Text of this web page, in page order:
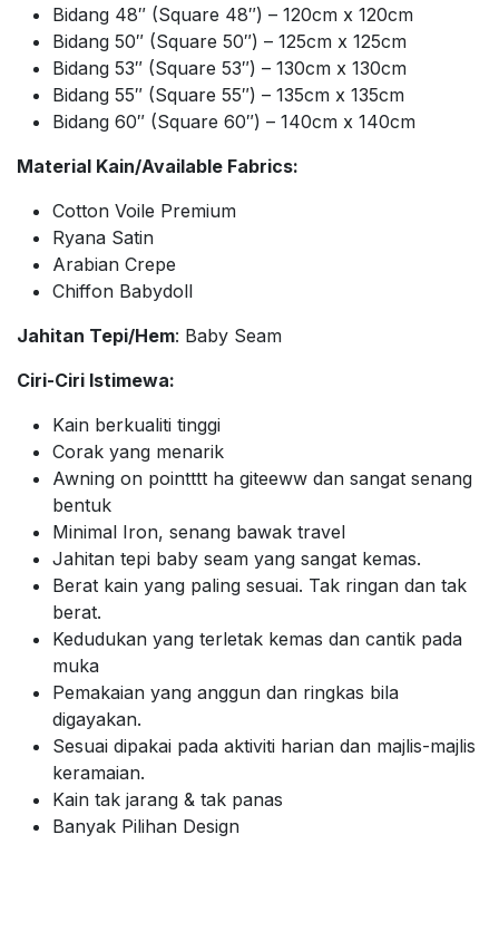
Bidang 48″ (Square 48″) – 120cm x 120cm
Bidang 50″ (Square 50″) – 125cm x 125cm
Bidang 53″ (Square 53″) – 130cm x 130cm
Bidang 55″ (Square 55″) – 135cm x 135cm
Bidang 60″ (Square 60″) – 140cm x 140cm
Material Kain/Available Fabrics:
Cotton Voile Premium
Ryana Satin
Arabian Crepe
Chiffon Babydoll
Jahitan Tepi/Hem: Baby Seam
Ciri-Ciri Istimewa:
Kain berkualiti tinggi
Corak yang menarik
Awning on pointttt ha giteeww dan sangat senang
bentuk
Minimal Iron, senang bawak travel
Jahitan tepi baby seam yang sangat kemas.
Berat kain yang paling sesuai. Tak ringan dan tak
berat.
Kedudukan yang terletak kemas dan cantik pada
muka
Pemakaian yang anggun dan ringkas bila
digayakan.
Sesuai dipakai pada aktiviti harian dan majlis-majlis
keramaian.
Kain tak jarang & tak panas
Banyak Pilihan Design